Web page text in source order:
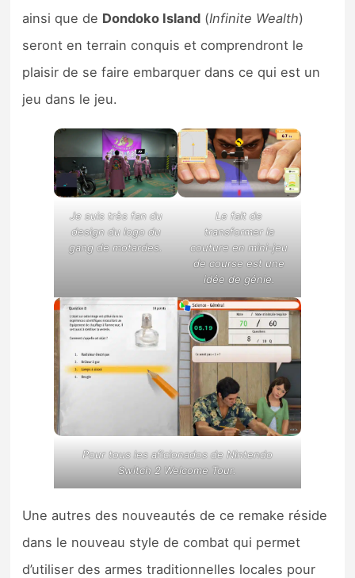
ainsi que de Dondoko Island (Infinite Wealth)
seront en terrain conquis et comprendront le
plaisir de se faire embarquer dans ce qui est un
jeu dans le jeu.
Je suis très fan du
design du logo du
gang de motardes.
Le fait de
transformer la
couture en mini-jeu
de course est une
idée de génie.
Pour tous les aficionados deNintendo
Switch 2 Welcome Tour.
Une autres des nouveautés de ce remake réside
dans le nouveau style de combat qui permet
d’utiliser des armes traditionnelles locales pour